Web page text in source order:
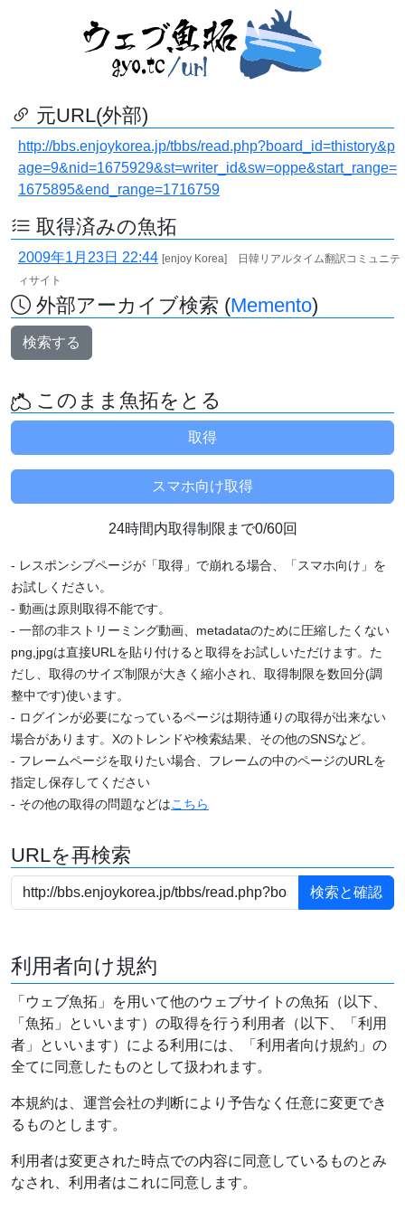
元URL(外部)
http://bbs.enjoykorea.jp/tbbs/read.php?board_id=thistory&p
age=9&nid=1675929&st=writer_id&sw=oppe&start_range=
1675895&end_range=1716759
取得済みの魚拓
2009年1月23日 22:44 [enjoy Korea] 日韓リアルタイム翻訳コミュニテ
ィサイト
外部アーカイブ検索 (Memento)
検索する
このまま魚拓をとる
24時間内取得制限まで0/60回
- レスポンシブページが「取得」で崩れる場合、「スマホ向け」を
お試しください。
- 動画は原則取得不能です。
- 一部の非ストリーミング動画、metadataのために圧縮したくない
png,jpgは直接URLを貼り付けると取得をお試しいただけます。た
だし、取得のサイズ制限が大きく縮小され、取得制限を数回分(調
整中です)使います。
- ログインが必要になっているページは期待通りの取得が出来ない
場合があります。Xのトレンドや検索結果、その他のSNSなど。
- フレームページを取りたい場合、フレームの中のページのURLを
指定し保存してください
- その他の取得の問題などはこちら
URLを再検索
利用者向け規約
「ウェブ魚拓」を用いて他のウェブサイトの魚拓（以下、
「魚拓」といいます）の取得を行う利用者（以下、「利用
者」といいます）による利用には、「利用者向け規約」の
全てに同意したものとして扱われます。
本規約は、運営会社の判断により予告なく任意に変更でき
るものとします。
利用者は変更された時点での内容に同意しているものとみ
なされ、利用者はこれに同意します。